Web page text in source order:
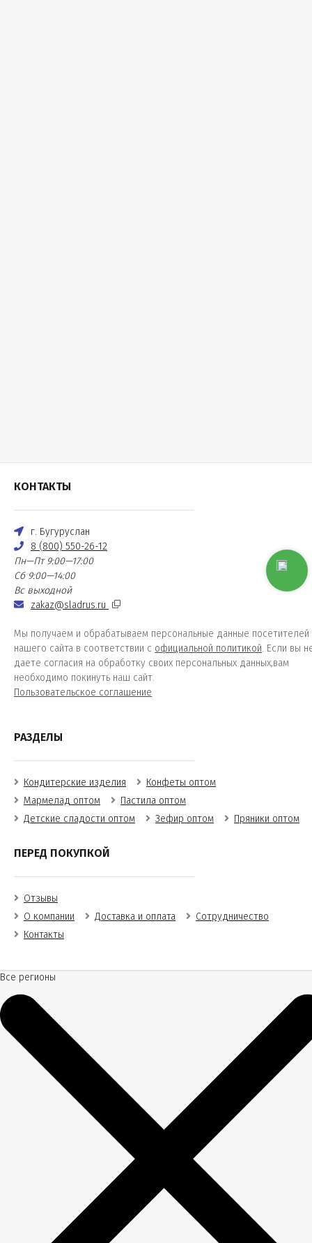
КОНТАКТЫ
г. Бугуруслан
8 (800) 550-26-12
Пн—Пт 9:00—17:00
Сб 9:00—14:00
Вс выходной
zakaz@sladrus.ru
Мы получаем и обрабатываем персональные данные посетителей
нашего сайта в соответствии с официальной политикой. Если вы
даете согласия на обработку своих персональных данных,вам
необходимо покинуть наш сайт.
Пользовательское соглашение
РАЗДЕЛЫ
Кондитерские изделия
Конфеты оптом
Мармелад оптом
Пастила оптом
Детские сладости оптом
Зефир оптом Пряники оптом
ПЕРЕД ПОКУПКОЙ
Отзывы
О компании
Доставка и оплата
Сотрудничество
Контакты
Все регионы